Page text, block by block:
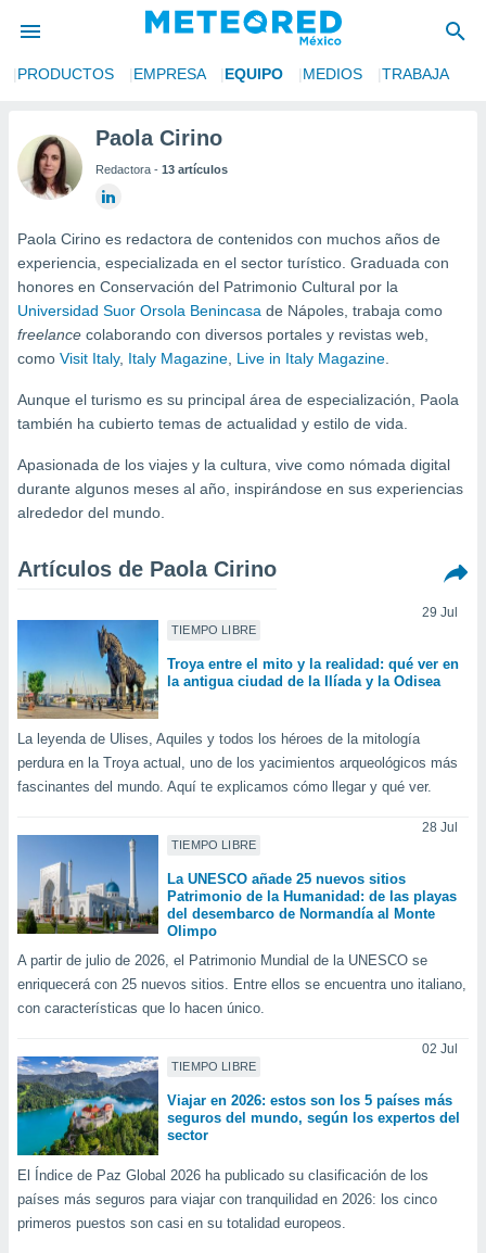
ha sido
la
calidad.
a este
las
forma
basada
contenido
coste.
botón
a la
todas
ya sean
nos
análisis
en
así como
perfil
y
más
nuestra
y
de
ACEPTAR
CONTINUAR
CONFIGURACIÓN
PRODUCTOS EMPRESA EQUIPO MEDIOS TRABAJA
Paola Cirino
Redactora - 13 artículos
Paola Cirino es redactora de contenidos con muchos años de
experiencia, especializada en el sector turístico. Graduada con
honores en Conservación del Patrimonio Cultural por la
Universidad Suor Orsola Benincasa de Nápoles, trabaja como
freelance colaborando con diversos portales y revistas web,
como Visit Italy, Italy Magazine, Live in Italy Magazine.
Aunque el turismo es su principal área de especialización, Paola
también ha cubierto temas de actualidad y estilo de vida.
Apasionada de los viajes y la cultura, vive como nómada digital
durante algunos meses al año, inspirándose en sus experiencias
alrededor del mundo.
Artículos de Paola Cirino
TIEMPO LIBRE
29 Jul
Troya entre el mito y la realidad: qué ver en
la antigua ciudad de la Ilíada y la Odisea
La leyenda de Ulises, Aquiles y todos los héroes de la mitología
perdura en la Troya actual, uno de los yacimientos arqueológicos más
fascinantes del mundo. Aquí te explicamos cómo llegar y qué ver.
TIEMPO LIBRE
28 Jul
La UNESCO añade 25 nuevos sitios
Patrimonio de la Humanidad: de las playas
del desembarco de Normandía al Monte
Olimpo
A partir de julio de 2026, el Patrimonio Mundial de la UNESCO se
enriquecerá con 25 nuevos sitios. Entre ellos se encuentra uno italiano,
con características que lo hacen único.
TIEMPO LIBRE
02 Jul
Viajar en 2026: estos son los 5 países más
seguros del mundo, según los expertos del
sector
El Índice de Paz Global 2026 ha publicado su clasificación de los
países más seguros para viajar con tranquilidad en 2026: los cinco
primeros puestos son casi en su totalidad europeos.